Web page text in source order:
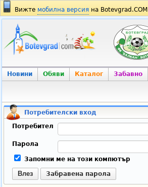
Вижте мобилна версия на Botevgrad.COM
Новини Обяви Каталог Забавно
Потребителски вход
Потребител
Парола
Запомни ме на този компютър
Влез Забравена парола